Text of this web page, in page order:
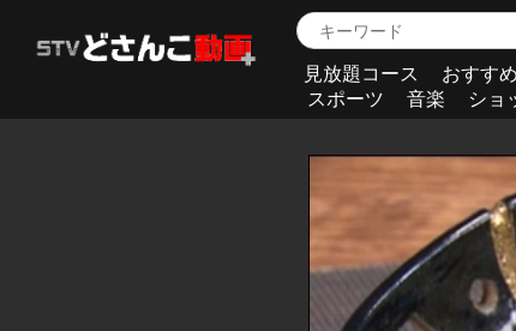
見放題コース おすす
スポーツ
音楽 ショ